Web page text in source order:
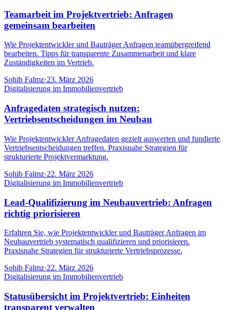
Teamarbeit im Projektvertrieb: Anfragen
gemeinsam bearbeiten
Wie Projektentwickler und Bauträger Anfragen teamübergreifend
bearbeiten. Tipps für transparente Zusammenarbeit und klare
Zuständigkeiten im Vertrieb.
Sohib Falmz·23. März 2026
Digitalisierung im Immobilienvertrieb
Anfragedaten strategisch nutzen:
Vertriebsentscheidungen im Neubau
Wie Projektentwickler Anfragedaten gezielt auswerten und fundierte
Vertriebsentscheidungen treffen. Praxisnahe Strategien für
strukturierte Projektvermarktung.
Sohib Falmz·22. März 2026
Digitalisierung im Immobilienvertrieb
Lead-Qualifizierung im Neubauvertrieb: Anfragen
richtig priorisieren
Erfahren Sie, wie Projektentwickler und Bauträger Anfragen im
Neubauvertrieb systematisch qualifizieren und priorisieren.
Praxisnahe Strategien für strukturierte Vertriebsprozesse.
Sohib Falmz·22. März 2026
Digitalisierung im Immobilienvertrieb
Statusübersicht im Projektvertrieb: Einheiten
transparent verwalten